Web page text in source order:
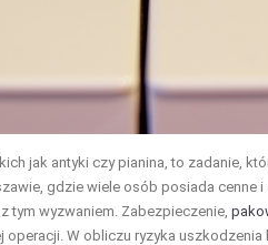
jak antyki czy pianina, to zadanie,
gdzie wiele osób posiada cenne
tym wyzwaniem. Zabezpieczenie,
operacji. W obliczu ryzyka